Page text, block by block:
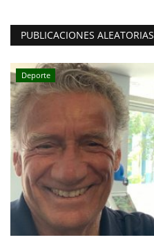
PUBLICACIONES ALEATORIAS
Deporte